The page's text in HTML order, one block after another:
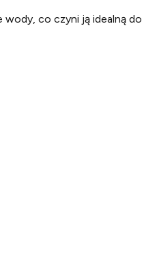
co czyni ją idealną